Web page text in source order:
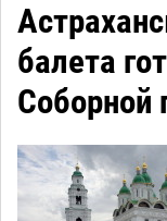
балета